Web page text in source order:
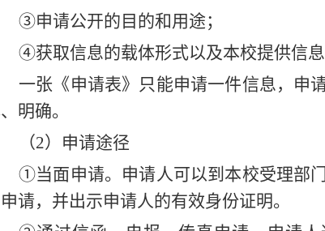
③申请公开的目的和用途；
④获取信息的载体形式以及本校提供信息
一张《申请表》只能申请一件信息，申
明确。
（2）申请途径
①当面申请。申请人可以到本校受理部
请，并出示申请人的有效身份证明。